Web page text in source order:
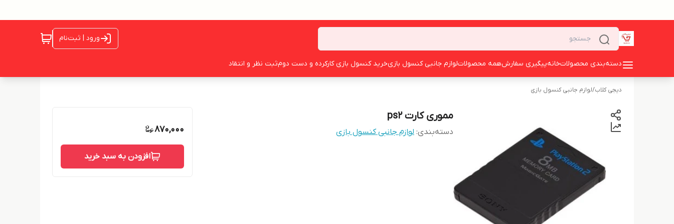
ورود | ثبت‌نام
دسته‌بندی محصولاتخانهپیگیری سفارشهمه محصولاتلوازم جانبی کنسول بازیخرید کنسول بازی کارکرده و دست دومثبت نظر و انتقاد
دیجی کلاب/لوازم جانبی کنسول بازی
مموری کارت ps2
دسته‌بندی: لوازم جانبی کنسول بازی 870,000
افزودن به سبد خرید